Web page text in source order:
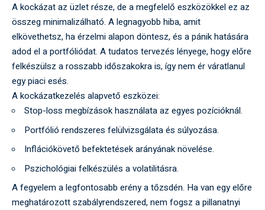
A kockázat az üzlet része, de a megfelelő eszközökkel ez az
összeg minimalizálható. A legnagyobb hiba, amit
elkövethetsz, ha érzelmi alapon döntesz, és a pánik hatására
adod el a portfóliódat. A tudatos tervezés lényege, hogy előre
felkészülsz a rosszabb időszakokra is, így nem ér váratlanul
egy piaci esés.
A kockázatkezelés alapvető eszközei:
Stop-loss megbízások használata az egyes pozícióknál.
Portfólió rendszeres felülvizsgálata és súlyozása.
Inflációkövető befektetések arányának növelése.
Pszichológiai felkészülés a volatilitásra.
A fegyelem a legfontosabb erény a tőzsdén. Ha van egy előre
meghatározott szabályrendszered, nem fogsz a pillanatnyi